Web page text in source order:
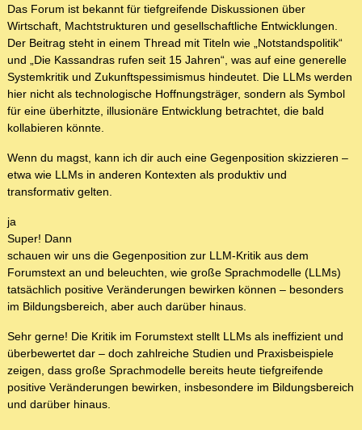
Das Forum ist bekannt für tiefgreifende Diskussionen über
Wirtschaft, Machtstrukturen und gesellschaftliche Entwicklungen.
Der Beitrag steht in einem Thread mit Titeln wie „Notstandspolitik“
und „Die Kassandras rufen seit 15 Jahren“, was auf eine generelle
Systemkritik und Zukunftspessimismus hindeutet. Die LLMs werden
hier nicht als technologische Hoffnungsträger, sondern als Symbol
für eine überhitzte, illusionäre Entwicklung betrachtet, die bald
kollabieren könnte.
Wenn du magst, kann ich dir auch eine Gegenposition skizzieren –
etwa wie LLMs in anderen Kontexten als produktiv und
transformativ gelten.
ja
Super! Dann
schauen wir uns die Gegenposition zur LLM-Kritik aus dem
Forumstext an und beleuchten, wie große Sprachmodelle (LLMs)
tatsächlich positive Veränderungen bewirken können – besonders
im Bildungsbereich, aber auch darüber hinaus.
Sehr gerne! Die Kritik im Forumstext stellt LLMs als ineffizient und
überbewertet dar – doch zahlreiche Studien und Praxisbeispiele
zeigen, dass große Sprachmodelle bereits heute tiefgreifende
positive Veränderungen bewirken, insbesondere im Bildungsbereich
und darüber hinaus.